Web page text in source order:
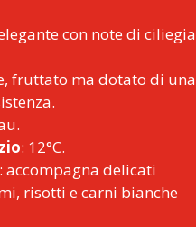
con note di ciliegia
fruttato ma dotato di una
: 12°C.
: accompagna delicati
risotti e carni bianche